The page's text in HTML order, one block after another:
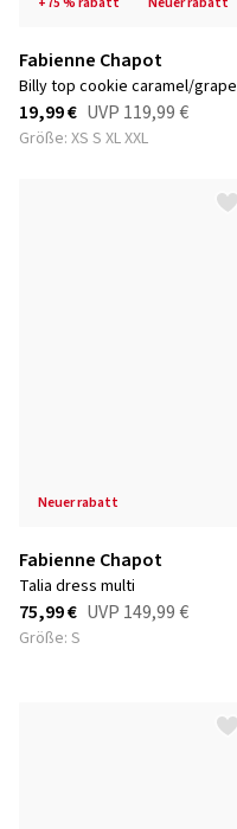
Fabienne Chapot
billy top cookie caramel/grape
19,99 € UVP 119,99 €
Größe: XS S XL XXL
neuer rabatt
Fabienne Chapot
talia dress multi
75,99 € UVP 149,99 €
Größe: S